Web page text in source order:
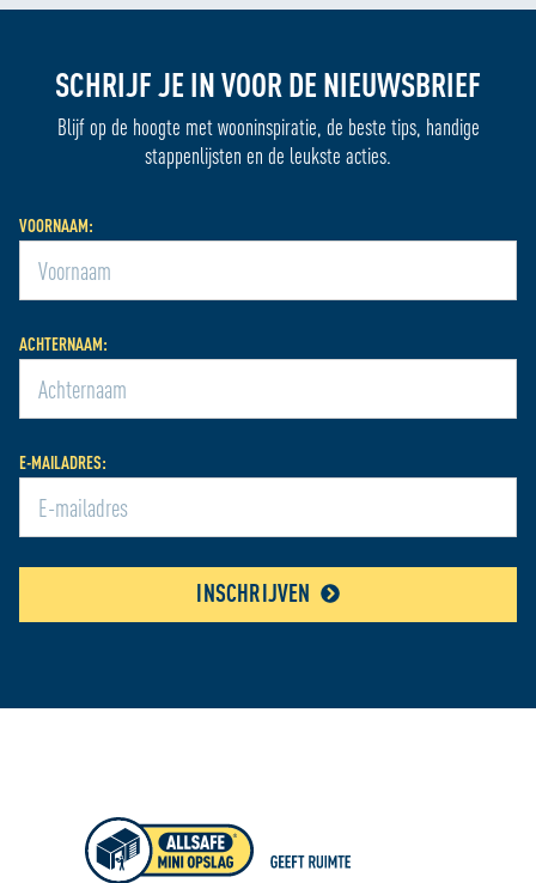
SCHRIJF JE IN VOOR DE NIEUWSBRIEF
Blijf op de hoogte met wooninspiratie, de beste tips, handige
stappenlijsten en de leukste acties.
VOORNAAM:
ACHTERNAAM:
E-MAILADRES:
INSCHRIJVEN